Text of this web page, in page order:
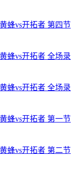
蜂vs开拓者 第四节
蜂vs开拓者 全场录
蜂vs开拓者 全场录
蜂vs开拓者 第一节
蜂vs开拓者 第二节